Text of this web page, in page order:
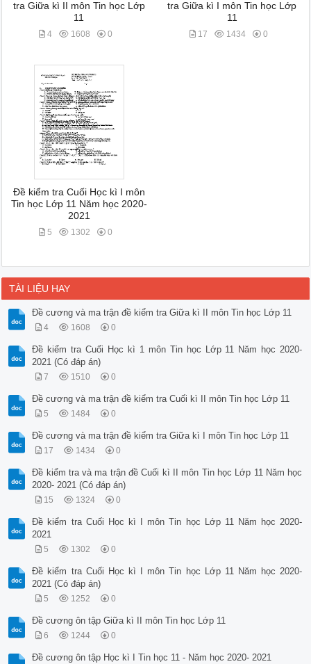
tra Giữa kì II môn Tin học Lớp
11
4 1608 0
tra Giữa kì I môn Tin học Lớp
11
17 1434 0
Đề kiểm tra Cuối Học kì I môn
Tin học Lớp 11 Năm học 2020-
2021
5 1302 0
TÀI LIỆU HAY
Đề cương và ma trận đề kiểm tra Giữa kì II môn Tin học Lớp 11
4 1608 0
Đề kiểm tra Cuối Học kì 1 môn Tin học Lớp 11 Năm học 2020-
2021 (Có đáp án)
7 1510 0
Đề cương và ma trận đề kiểm tra Cuối kì II môn Tin học Lớp 11
5 1484 0
Đề cương và ma trận đề kiểm tra Giữa kì I môn Tin học Lớp 11
17 1434 0
Đề kiểm tra và ma trận đề Cuối kì II môn Tin học Lớp 11 Năm học
2020- 2021 (Có đáp án)
15 1324 0
Đề kiểm tra Cuối Học kì I môn Tin học Lớp 11 Năm học 2020-
2021
5 1302 0
Đề kiểm tra Cuối Học kì I môn Tin học Lớp 11 Năm học 2020-
2021 (Có đáp án)
5 1252 0
Đề cương ôn tập Giữa kì II môn Tin học Lớp 11
6 1244 0
Đề cương ôn tập Học kì I Tin học 11 - Năm học 2020- 2021